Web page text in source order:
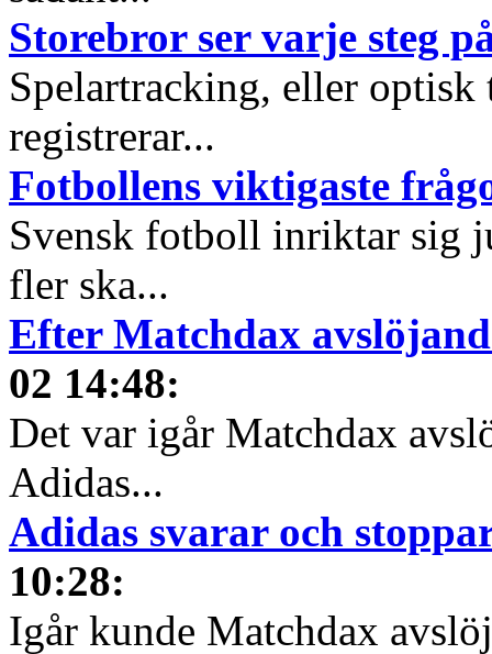
Storebror ser varje steg
Spelartracking, eller
registrerar...
Fotbollens viktigaste
Svensk fotboll inriktar sig
fler ska...
Efter Matchdax
02 14:48:
Det var igår Matchdax
Adidas...
Adidas svarar och
10:28:
Igår kunde Matchdax